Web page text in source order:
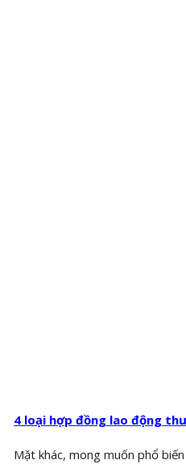
4 loại hợp đồng lao động
Mặt khác, mong muốn phổ